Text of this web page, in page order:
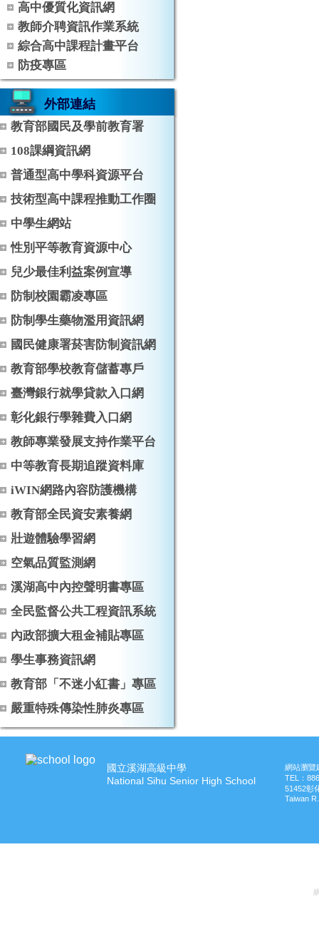
高中優質化資訊網
教師介聘資訊作業系統
綜合高中課程計畫平台
防疫專區
外部連結
教育部國民及學前教育署
108課綱資訊網
普通型高中學科資源平台
技術型高中課程推動工作圈
中學生網站
性別平等教育資源中心
兒少最佳利益案例宣導
防制校園霸凌專區
防制學生藥物濫用資訊網
國民健康署菸害防制資訊網
教育部學校教育儲蓄專戶
臺灣銀行就學貸款入口網
彰化銀行學雜費入口網
教師專業發展支持作業平台
中等教育長期追蹤資料庫
iWIN網路內容防護機構
教育部全民資安素養網
壯遊體驗學習網
空氣品質監測網
溪湖高中內控聲明書專區
全民監督公共工程資訊系統
內政部擴大租金補貼專區
學生事務資訊網
教育部「不迷小紅書」專區
嚴重特殊傳染性肺炎專區
國立溪湖高級中學
National Sihu Senior High School
網站瀏覽
TEL：
51452彰
Taiwan